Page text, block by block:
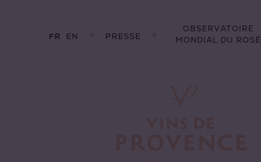
FR EN PRESSE
OBSERVATOIRE
MONDIAL DU ROSÉ